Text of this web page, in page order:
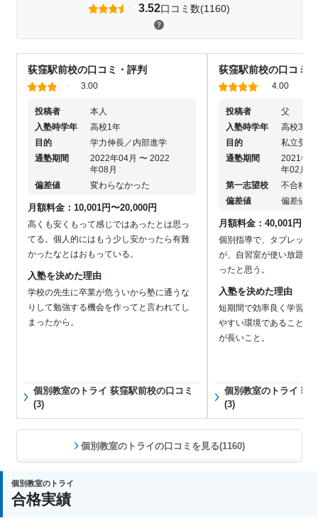
3.52口コミ数(1160)
荻窪駅前校の口コミ・評判
3.00
投稿者
本人
入塾時学年
高校1年
目的
学力伸長／内部進学
通塾期間
2022年04月 〜 2022
年08月
偏差値
変わらなかった
月額料金：10,001円〜20,000円
高くも安くもって感じではあったとは思っ
てる。個人的にはもう少し安かったら有難
かったなとはおもっている。
入塾を決めた理由
学校の先生に卒業が危ういから塾に通うな
りして勉強する機会を作ってと言われてし
まったから。
個別教室のトライ 荻窪駅前校の口コミ
(3)
荻窪駅前校の口コミ
4.00
投稿者
父
入塾時学年
高校3年
目的
私立受験
通塾期間
2021年
年02月
第一志望校
不合格
偏差値
偏差値を
月額料金：40,001円〜
個別指導で、タブレット
が、自習室が使い放題な
ったと思う。
入塾を決めた理由
短期間で効率良く学習で
やすい環境であること。
が長いこと。
個別教室のトライ 荻
(3)
個別教室のトライの口コミを見る(1160)
個別教室のトライ
合格実績